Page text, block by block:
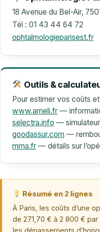
18 Avenue du Bel-Air,
Tél : 01 43 44 64 72
ophtalmologieparisest.fr
Outils &
Pour estimer vos coûts
www.ameli.fr —
selectra.info —
goodassur.com —
mma.fr — détails sur
Résumé en 2 lignes
À Paris, les coûts d’une
de 271,70 € à 2 800 €